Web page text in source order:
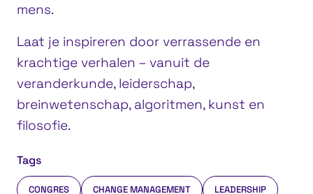
mens.
Laat je inspireren door verrassende en
krachtige verhalen – vanuit de
veranderkunde, leiderschap,
breinwetenschap, algoritmen, kunst en
filosofie.
Tags
CONGRES CHANGE MANAGEMENT LEADERSHIP